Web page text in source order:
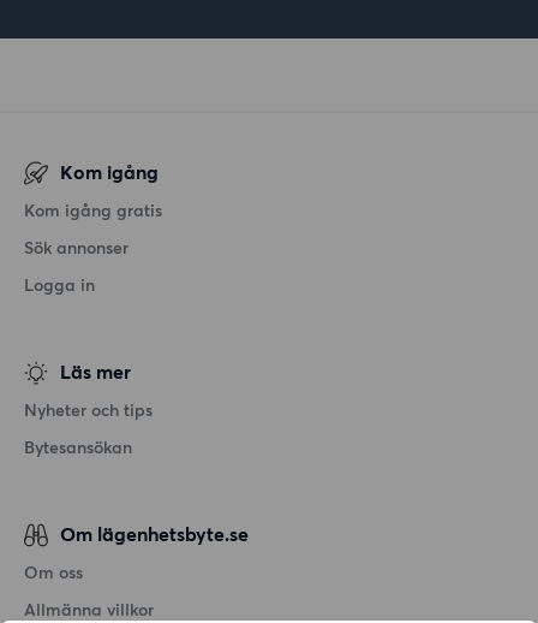
Kom igång
Kom igång gratis
Sök annonser
Logga in
Läs mer
Nyheter och tips
Bytesansökan
Om lägenhetsbyte.se
Om oss
Allmänna villkor